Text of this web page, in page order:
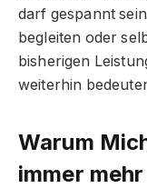
darf gespannt
begleiten oder
bisherigen
weiterhin
Warum
immer